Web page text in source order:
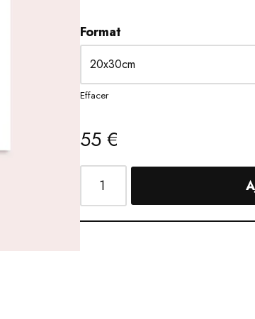
Format
Effacer
55€